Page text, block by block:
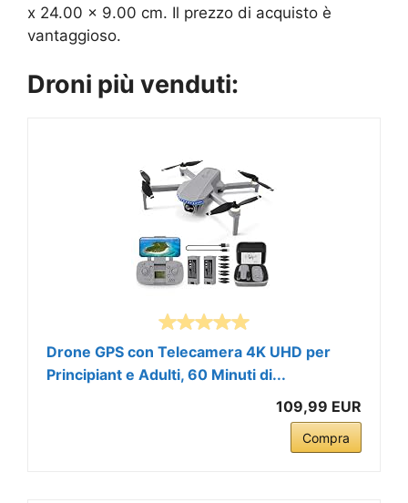
x 24.00 x 9.00 cm. Il prezzo di acquisto è
vantaggioso.
Droni più venduti:
Drone GPS con Telecamera 4K UHD per
Principiant e Adulti, 60 Minuti di...
109,99 EUR
Compra